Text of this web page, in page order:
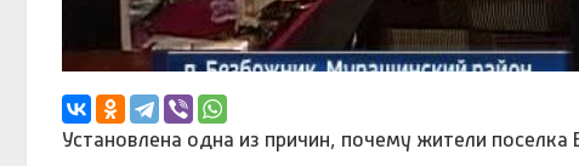
Установлена одна из причин, почему жители